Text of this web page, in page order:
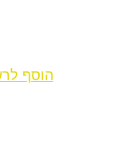
הוסף